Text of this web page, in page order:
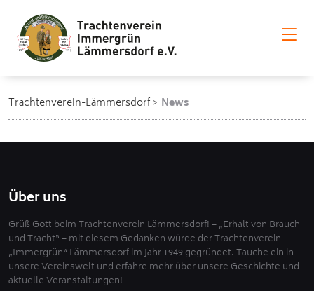
Trachtenverein-Lämmersdorf News
Über uns
Grüß Gott beim Trachtenverein Lämmersdorf! – „Erhalt von Brauch
und Tracht“ – mit diesem Gedanken würde der Trachtenverein
„Immergrün“ Lämmersdorf im Jahr 1949 gegründet. Tauche ein in
unsere Vereinswelt und erfahre mehr über unsere Geschichte und
aktuelle Veranstaltungen!